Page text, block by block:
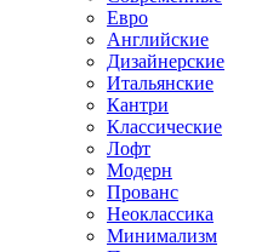
Евро
Английские
Дизайнерские
Итальянские
Кантри
Классические
Лофт
Модерн
Прованс
Неоклассика
Минимализм